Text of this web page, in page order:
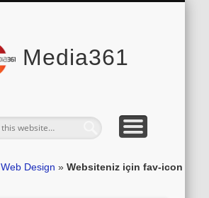
Media361
Web Design » Websiteniz için fav-icon